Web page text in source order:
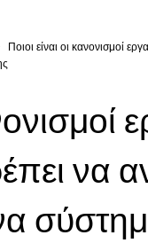
Ποιοι είναι οι κανονισμοί
να